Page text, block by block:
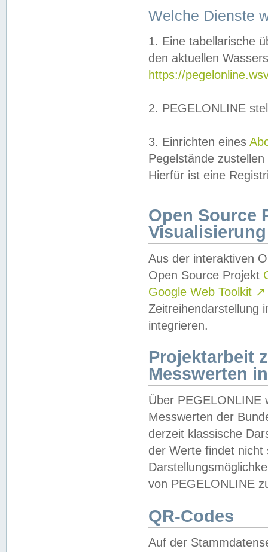
Welche Dienste
1. Eine tabellarische
den aktuellen
https://
2. PEGELONLINE
3. Einrichten eines
Pegelstände
Hierfür ist eine
Open Source
Visualisierung
Aus der interaktiven
Open Source Projekt
Google Web Toolkit ↗
Zeitreihendarstellung
integrieren.
Projektarbeit
Messwerten
Über PEGELONLINE
Messwerten der
derzeit klassische
der Werte findet
von PEGELONLINE
QR-Codes
Auf der